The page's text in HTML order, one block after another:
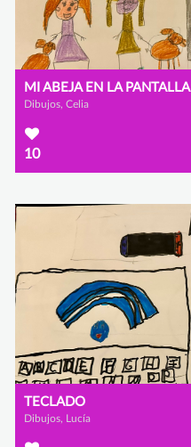
MI ABEJA EN LA PANTALLA
Dibujos, Celia
10
TECLADO
Dibujos, Lucía